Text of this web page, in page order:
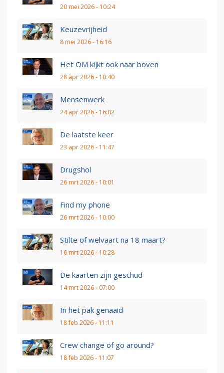
20 mei 2026 - 10:24
Keuzevrijheid
8 mei 2026 - 16:16
Het OM kijkt ook naar boven
28 apr 2026 - 10:40
Mensenwerk
24 apr 2026 - 16:02
De laatste keer
23 apr 2026 - 11:47
Drugshol
26 mrt 2026 - 10:01
Find my phone
26 mrt 2026 - 10:00
Stilte of welvaart na 18 maart?
16 mrt 2026 - 10:28
De kaarten zijn geschud
14 mrt 2026 - 07:00
In het pak genaaid
18 feb 2026 - 11:11
Crew change of go around?
18 feb 2026 - 11:07